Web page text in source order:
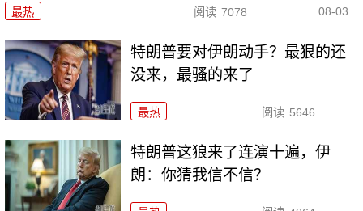
最热 阅读 7078 08-03
特朗普要对伊朗动手？最狠的还
没来，最骚的来了
最热 阅读 5646
特朗普这狼来了连演十遍，伊
朗：你猜我信不信？